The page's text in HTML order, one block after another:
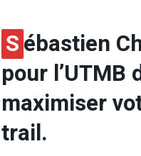
Sébastien
pour
maximiser
trail.